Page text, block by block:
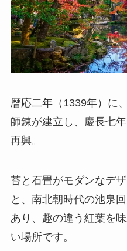
暦応二年（1339年）に
師錬が建立し、慶長七
再興。
苔と石畳がモダンなデ
と、南北朝時代の池泉
あり、趣の違う紅葉を
い場所です。